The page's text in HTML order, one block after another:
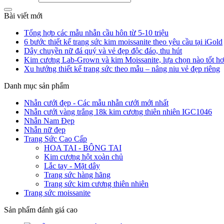
Bài viết mới
Tổng hợp các mẫu nhẫn cầu hôn từ 5-10 triệu
6 bước thiết kế trang sức kim moissanite theo yêu cầu tại iGold
Dây chuyền nữ đá quý và vẻ đẹp độc đáo, thu hút
Kim cương Lab-Grown và kim Moissanite, lựa chọn nào tốt
Xu hướng thiết kế trang sức theo mẫu – nâng niu vẻ đẹp riêng
Danh mục sản phẩm
Nhẫn cưới đẹp - Các mẫu nhẫn cưới mới nhất
Nhẫn cưới vàng trắng 18k kim cương thiên nhiên IGC1046
Nhẫn Nam Đẹp
Nhẫn nữ đẹp
Trang Sức Cao Cấp
HOA TAI - BÔNG TAI
Kim cương hột xoàn chủ
Lắc tay - Mặt dây
Trang sức hàng hãng
Trang sức kim cương thiên nhiên
Trang sức moissanite
Sản phẩm đánh giá cao